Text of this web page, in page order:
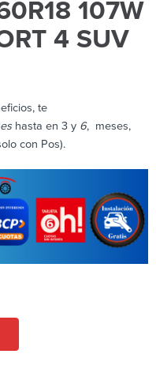
107W
4 SUV
te
hasta en 3 y 6, meses,
con Pos).